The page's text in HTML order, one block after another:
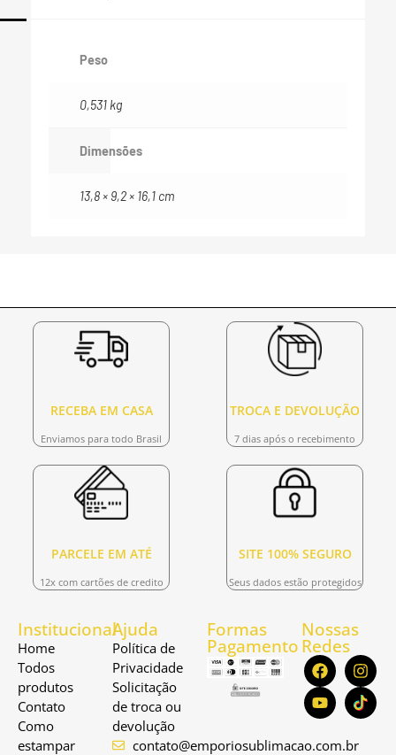
Peso
0,531 kg
Dimensões
13,8 × 9,2 × 16,1 cm
RECEBA EM CASA
Enviamos para todo Brasil
TROCA E DEVOLUÇÃO
7 dias após o recebimento
PARCELE EM ATÉ
12x com cartões de credito
SITE 100% SEGURO
Seus dados estão protegidos
Institucional
Home
Todos
produtos
Contato
Como
estampar
Ajuda
Política de
Privacidade
Solicitação
de troca ou
devolução
contato@emporiosublimacao.com.br
Formas
Pagamento
Nossas
Redes